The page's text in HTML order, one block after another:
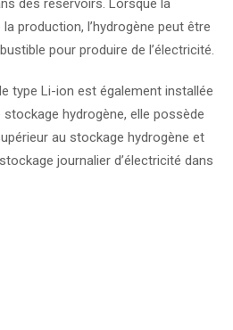
des réservoirs. Lorsque la
production, l’hydrogène peut être
pour produire de l’électricité.
type Li-ion est également installée
hydrogène, elle possède
au stockage hydrogène et
journalier d’électricité dans